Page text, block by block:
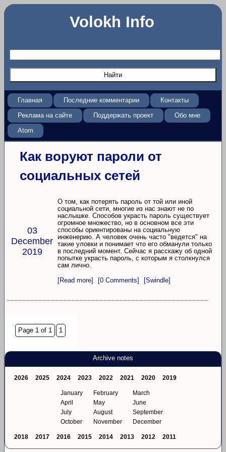
Volokh Info
Главная Последние комментарии
Контакты
Реклама на сайте
Поддержать проект
Обо мне
Atom
Как воруют пароли от
социальных сетей
03
December
2019
О том, как потерять пароль от той или иной
социальной сети, многие из нас знают не по
наслышке. Способов украсть пароль существует
огромное множество, но в основном все эти
способы ориентированы на социальную
инженерию. А человек очень часто "ведется" на
такие уловки и понимает что его обманули только
в последний момент. Сейчас я расскажу об одной
попытке украсть пароль, с которым я столкнулся
сам лично.
[Read more]
[0 Comments] [Swindle]
Page 1 of 1 1
Archive notes
2026 2025 2024 2023 2022 2021 2020 2019
January February
March
April
May
June
July
August
September
October
November December
2018 2017 2016 2015 2014 2013 2012 2011